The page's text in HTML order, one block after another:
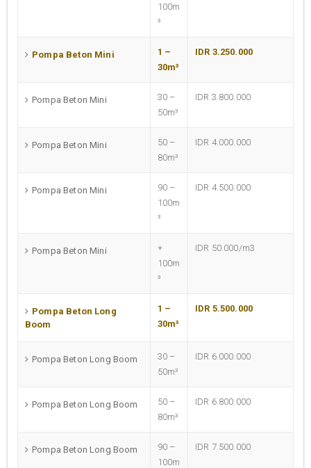
100m
³
Pompa Beton Mini
1 –
30m³
IDR 3.250.000
Pompa Beton Mini
30 –
50m³
IDR 3.800.000
Pompa Beton Mini
50 –
80m³
IDR 4.000.000
Pompa Beton Mini
90 –
100m
³
IDR 4.500.000
Pompa Beton Mini
+
100m
³
IDR 50.000/m3
Pompa Beton Long
Boom
1 –
30m³
IDR 5.500.000
Pompa Beton Long Boom
30 –
50m³
IDR 6.000.000
Pompa Beton Long Boom
50 –
80m³
IDR 6.800.000
Pompa Beton Long Boom
90 –
100m
IDR 7.500.000